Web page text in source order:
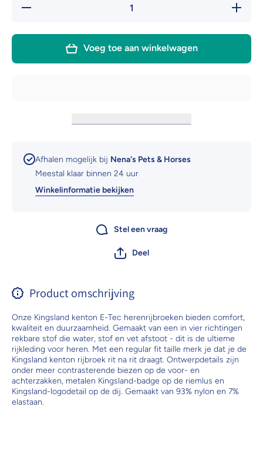
Hoeveelheid
Verhoog
Kenton
Fullgrip
Voeg toe aan winkelwagen
Afhalen mogelijk bij Nena's Pets & Horses
Meestal klaar binnen 24 uur
Winkelinformatie bekijken
Stel een vraag
Deel
Product omschrijving
Onze Kingsland kenton E-Tec herenrijbroeken bieden comfort,
kwaliteit en duurzaamheid. Gemaakt van een in vier richtingen
rekbare stof die water, stof en vet afstoot - dit is de ultieme
rijkleding voor heren. Met een regular fit taille merk je dat je de
Kingsland kenton rijbroek rit na rit draagt. Ontwerpdetails zijn
onder meer contrasterende biezen op de voor- en
achterzakken, metalen Kingsland-badge op de riemlus en
Kingsland-logodetail op de dij. Gemaakt van 93% nylon en 7%
elastaan.